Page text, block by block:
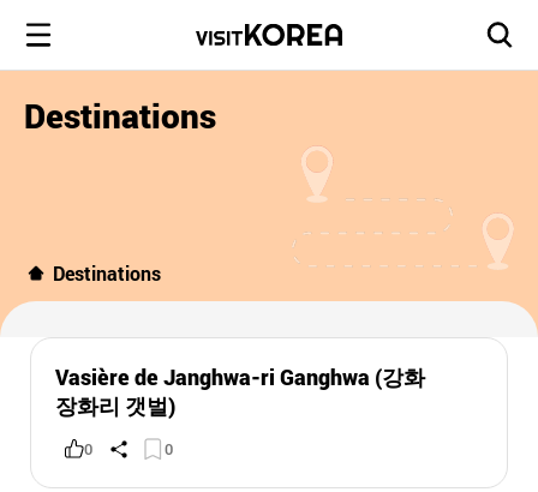
Destinations
Destinations
Vasière de Janghwa-ri Ganghwa (강화
장화리 갯벌)
0 0